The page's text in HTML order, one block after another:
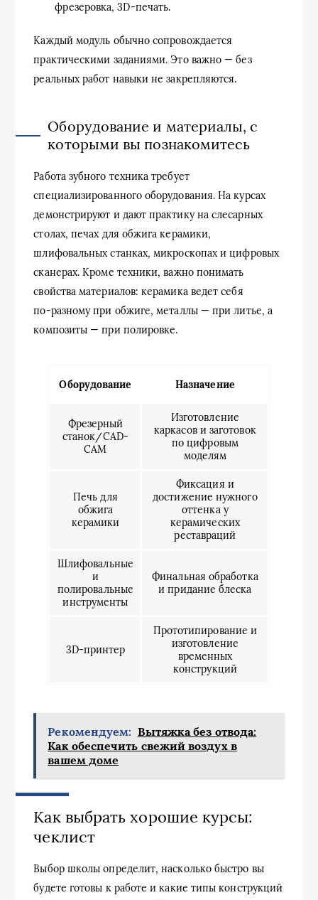
фрезеровка, 3D-печать.
Каждый модуль обычно сопровождается
практическими заданиями. Это важно — без
реальных работ навыки не закрепляются.
Оборудование и материалы, с
которыми вы познакомитесь
Работа зубного техника требует
специализированного оборудования. На курсах
демонстрируют и дают практику на слесарных
столах, печах для обжига керамики,
шлифовальных станках, микроскопах и цифровых
сканерах. Кроме техники, важно понимать
свойства материалов: керамика ведет себя
по‑разному при обжиге, металлы — при литье, а
композиты — при полировке.
Оборудование Назначение
Фрезерный
станок/CAD-
CAM
Изготовление
каркасов и заготовок
по цифровым
моделям
Печь для
обжига
керамики
Фиксация и
достижение нужного
оттенка у
керамических
реставраций
Шлифовальные
и
полировальные
инструменты
Финальная обработка
и придание блеска
3D-принтер
Прототипирование и
изготовление
временных
конструкций
Рекомендуем: Вытяжка без отвода:
Как обеспечить свежий воздух в
вашем доме
Как выбрать хорошие курсы:
чеклист
Выбор школы определит, насколько быстро вы
будете готовы к работе и какие типы конструкций